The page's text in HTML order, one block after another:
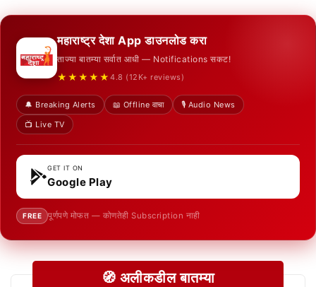
महाराष्ट्र देशा App डाउनलोड करा
ताज्या बातम्या सर्वात आधी — Notifications सकट!
★★★★★ 4.8 (12K+ reviews)
🔔 Breaking Alerts 📖 Offline वाचा
🎙️ Audio News
📺 Live TV
GET IT ON
Google Play
FREE पूर्णपणे मोफत — कोणतेही Subscription नाही
🧭 अलीकडील बातम्या